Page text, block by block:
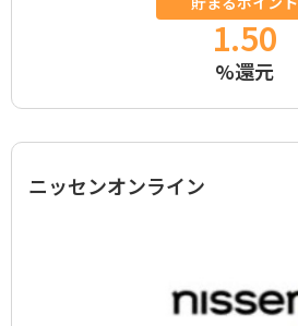
1.50
%還元
ニッセンオンライン